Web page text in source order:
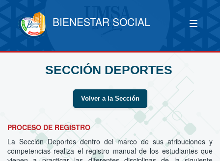
BIENESTAR SOCIAL
SECCIÓN DEPORTES
Volver a la Sección
PROCESO DE REGISTRO
La Sección Deportes dentro del marco de sus atribuciones y
competencias realiza el registro manual de los estudiantes que